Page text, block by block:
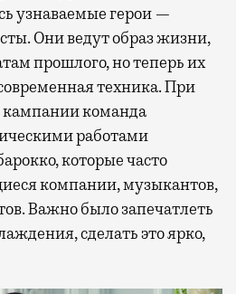
узнаваемые герои —
Они ведут образ жизни,
прошлого, но теперь их
техника. При
кампании команда
работами
которые часто
компании, музыкантов,
Важно было запечатлеть
сделать это ярко,